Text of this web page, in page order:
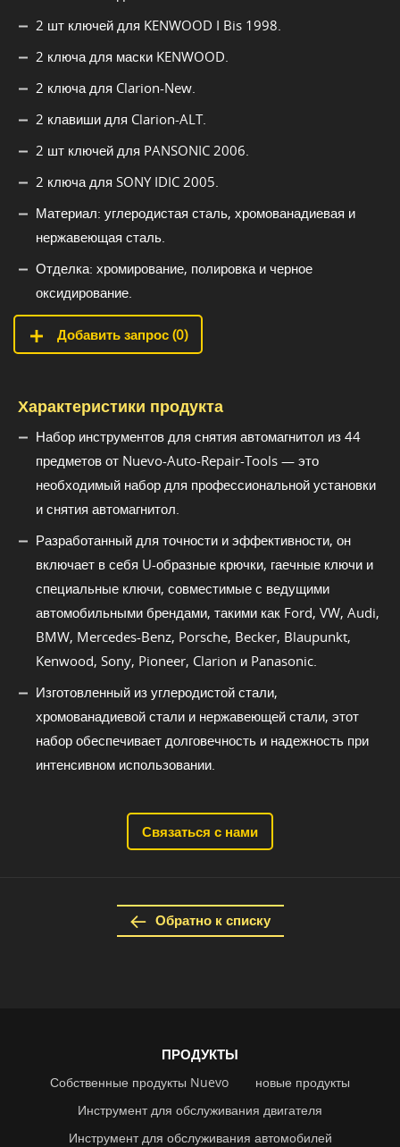
2 шт ключей для KENWOOD I Bis 1998.
2 ключа для маски KENWOOD.
2 ключа для Clarion-New.
2 клавиши для Clarion-ALT.
2 шт ключей для PANSONIC 2006.
2 ключа для SONY IDIC 2005.
Материал: углеродистая сталь, хромованадиевая и
нержавеющая сталь.
Отделка: хромирование, полировка и черное
оксидирование.
Добавить запрос (0)
Характеристики продукта
Набор инструментов для снятия автомагнитол из 44
предметов от Nuevo-Auto-Repair-Tools — это
необходимый набор для профессиональной установки
и снятия автомагнитол.
Разработанный для точности и эффективности, он
включает в себя U-образные крючки, гаечные ключи и
специальные ключи, совместимые с ведущими
автомобильными брендами, такими как Ford, VW, Audi,
BMW, Mercedes-Benz, Porsche, Becker, Blaupunkt,
Kenwood, Sony, Pioneer, Clarion и Panasonic.
Изготовленный из углеродистой стали,
хромованадиевой стали и нержавеющей стали, этот
набор обеспечивает долговечность и надежность при
интенсивном использовании.
Связаться с нами
Обратно к списку
ПРОДУКТЫ
Собственные продукты Nuevo
новые продукты
Инструмент для обслуживания двигателя
Инструмент для обслуживания автомобилей